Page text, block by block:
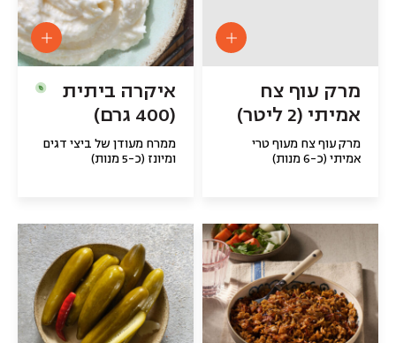
מרק עוף צח
אמיתי (2 ליטר)
מרק עוף צח מעוף טרי
אמיתי (כ-6 מנות)
איקרה ביתית
(400 גרם)
ממרח מעודן של ביצי דגים
ומיונז (כ-5 מנות)